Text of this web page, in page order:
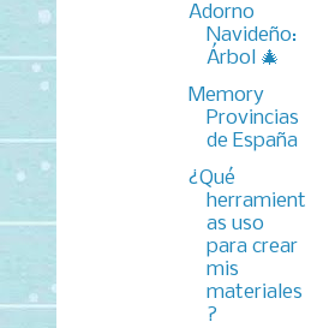
Adorno
Navideño:
Árbol 🎄
Memory
Provincias
de España
¿Qué
herramient
as uso
para crear
mis
materiales
?